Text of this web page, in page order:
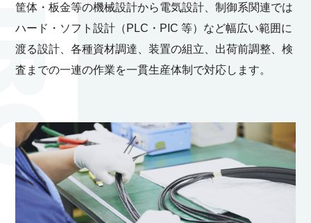
筐体・板金等の機械設計から電気設計、制御系関連では
ハード・ソフト設計（PLC・PIC 等）など幅広い範囲に
渡る設計、各種資材調達、装置の組立、出荷前調整、検
査までの一連の作業を一貫生産体制で対応します。